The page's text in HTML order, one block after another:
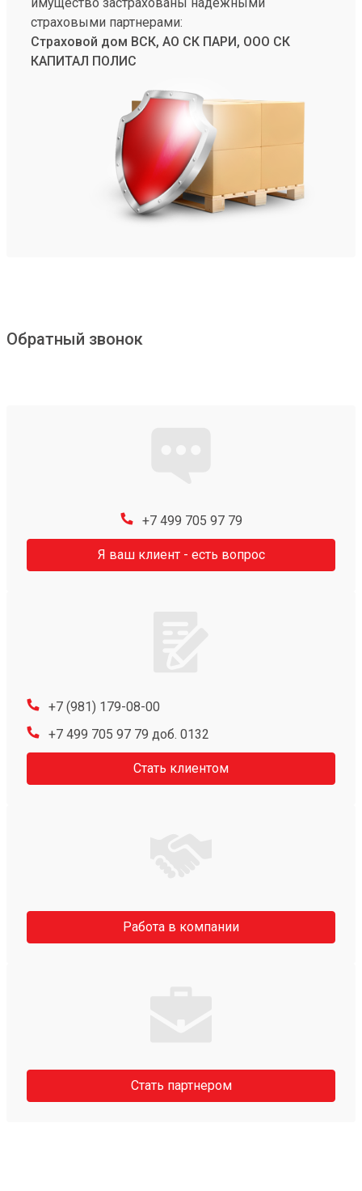
страховыми партнерами:
Страховой дом ВСК, АО СК ПАРИ, ООО СК
КАПИТАЛ ПОЛИС
Обратный звонок
+7 499 705 97 79
Я ваш клиент - есть вопрос
+7 (981) 179-08-00
+7 499 705 97 79 доб. 0132
Стать клиентом
Работа в компании
Стать партнером